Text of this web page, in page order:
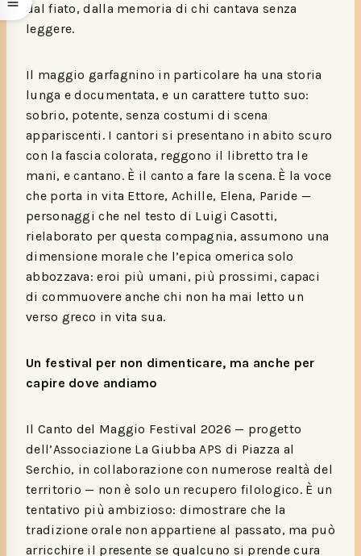
dal fiato, dalla memoria di chi cantava senza
leggere.
Il maggio garfagnino in particolare ha una storia
lunga e documentata, e un carattere tutto suo:
sobrio, potente, senza costumi di scena
appariscenti. I cantori si presentano in abito scuro
con la fascia colorata, reggono il libretto tra le
mani, e cantano. È il canto a fare la scena. È la voce
che porta in vita Ettore, Achille, Elena, Paride —
personaggi che nel testo di Luigi Casotti,
rielaborato per questa compagnia, assumono una
dimensione morale che l’epica omerica solo
abbozzava: eroi più umani, più prossimi, capaci
di commuovere anche chi non ha mai letto un
verso greco in vita sua.
Un festival per non dimenticare, ma anche per
capire dove andiamo
Il Canto del Maggio Festival 2026 — progetto
dell’Associazione La Giubba APS di Piazza al
Serchio, in collaborazione con numerose realtà del
territorio — non è solo un recupero filologico. È un
tentativo più ambizioso: dimostrare che la
tradizione orale non appartiene al passato, ma può
arricchire il presente se qualcuno si prende cura